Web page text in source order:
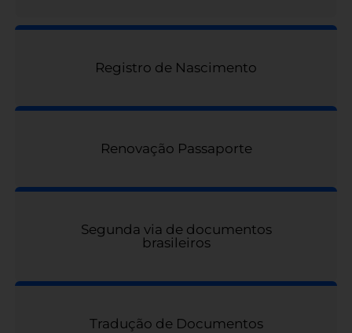
Registro de Nascimento
Renovação Passaporte
Segunda via de documentos
brasileiros
Tradução de Documentos